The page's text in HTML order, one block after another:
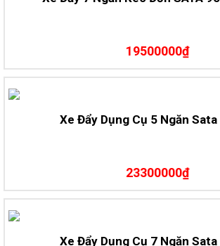
19500000₫
Xe Đẩy Dụng Cụ 5 Ngăn
23300000₫
Xe Đẩy Dụng Cụ 7 Ngăn